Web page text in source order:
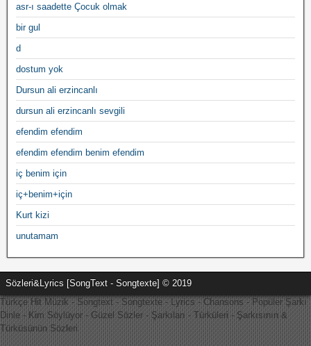
asr-ı saadette Çocuk olmak
bir gul
d
dostum yok
Dursun ali erzincanlı
dursun ali erzincanlı sevgili
efendim efendim
efendim efendim benim efendim
iç benim için
iç+benim+için
Kurt kizi
unutamam
Sözleri&Lyrics [SongText - Songtexte] © 2019
Türkçe Hit Müzik - Songtext - Songtexte - Lyrics - Chansons - Popüler Şarkı
Dinle - Kim Söylüyor - Güzel Sözler - Şarkıları - Türküleri - Şarkısının &
Türküsünün Sözleri